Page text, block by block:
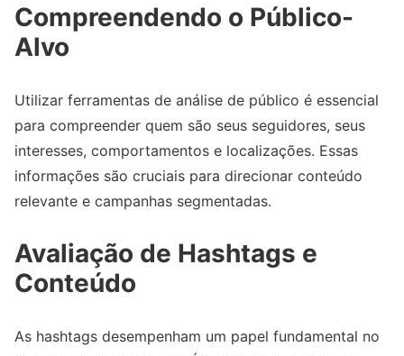
Compreendendo o Público-
Alvo
Utilizar ferramentas de análise de público é essencial
para compreender quem são seus seguidores, seus
interesses, comportamentos e localizações. Essas
informações são cruciais para direcionar conteúdo
relevante e campanhas segmentadas.
Avaliação de Hashtags e
Conteúdo
As hashtags desempenham um papel fundamental no